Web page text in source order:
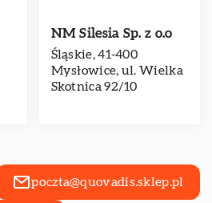
NM Silesia Sp. z o.o
Śląskie, 41-400
Mysłowice, ul. Wielka
Skotnica 92/10
poczta@quovadis.sklep.pl